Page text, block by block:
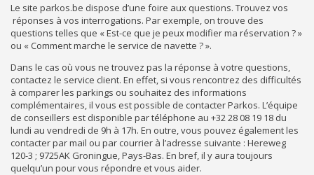
Le site parkos.be dispose d’une foire aux questions. Trouvez vos
réponses à vos interrogations. Par exemple, on trouve des
questions telles que « Est-ce que je peux modifier ma réservation ? »
ou « Comment marche le service de navette ? ».
Dans le cas où vous ne trouvez pas la réponse à votre questions,
contactez le service client. En effet, si vous rencontrez des difficultés
à comparer les parkings ou souhaitez des informations
complémentaires, il vous est possible de contacter Parkos. L’équipe
de conseillers est disponible par téléphone au +32 28 08 19 18 du
lundi au vendredi de 9h à 17h. En outre, vous pouvez également les
contacter par mail ou par courrier à l’adresse suivante : Hereweg
120-3 ; 9725AK Groningue, Pays-Bas. En bref, il y aura toujours
quelqu’un pour vous répondre et vous aider.